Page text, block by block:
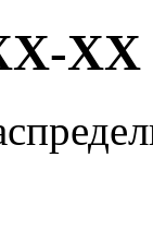
ХХ